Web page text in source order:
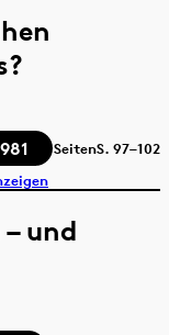
SeitenS. 97–102
und